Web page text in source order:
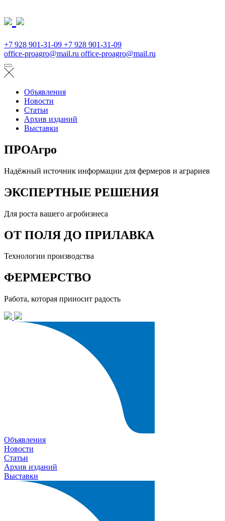
+7 928 901-31-09 +7 928 901-31-09
office-proagro@mail.ru office-proagro@mail.ru
Объявления
Новости
Статьи
Архив изданий
Выставки
ПРОАгро
Надёжный источник информации для фермеров и аграриев
ЭКСПЕРТНЫЕ РЕШЕНИЯ
Для роста вашего агробизнеса
ОТ ПОЛЯ ДО ПРИЛАВКА
Технологии производства
ФЕРМЕРСТВО
Работа, которая приносит радость
Объявления
Новости
Статьи
Архив изданий
Выставки